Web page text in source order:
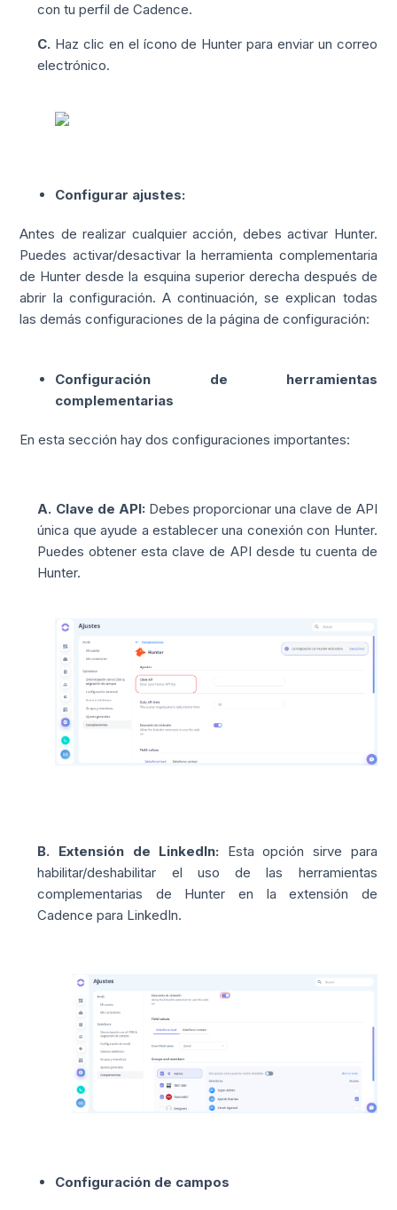
con tu perfil de Cadence.
C. Haz clic en el ícono de Hunter para enviar un correo
electrónico.
Configurar ajustes:
Antes de realizar cualquier acción, debes activar Hunter.
Puedes activar/desactivar la herramienta complementaria
de Hunter desde la esquina superior derecha después de
abrir la configuración. A continuación, se explican todas
las demás configuraciones de la página de configuración:
Configuración de herramientas
complementarias
En esta sección hay dos configuraciones importantes:
A. Clave de API: Debes proporcionar una clave de API
única que ayude a establecer una conexión con Hunter.
Puedes obtener esta clave de API desde tu cuenta de
Hunter.
B. Extensión de LinkedIn: Esta opción sirve para
habilitar/deshabilitar el uso de las herramientas
complementarias de Hunter en la extensión de
Cadence para LinkedIn.
Configuración de campos